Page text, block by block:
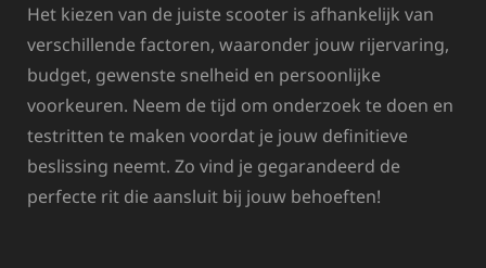
Het kiezen van de juiste scooter is afhankelijk van
verschillende factoren, waaronder jouw rijervaring,
budget, gewenste snelheid en persoonlijke
voorkeuren. Neem de tijd om onderzoek te doen en
testritten te maken voordat je jouw definitieve
beslissing neemt. Zo vind je gegarandeerd de
perfecte rit die aansluit bij jouw behoeften!